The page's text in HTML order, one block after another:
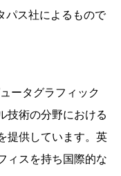
ス社によるもので
ータグラフィック
技術の分野における
提供しています。英
ィスを持ち国際的な